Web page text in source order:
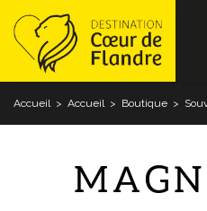
Accueil > Accueil > Boutique >